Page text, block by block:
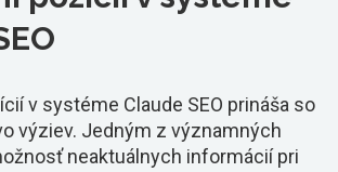
v systéme Claude SEO prináša so
výziev. Jedným z významných
neaktuálnych informácií pri